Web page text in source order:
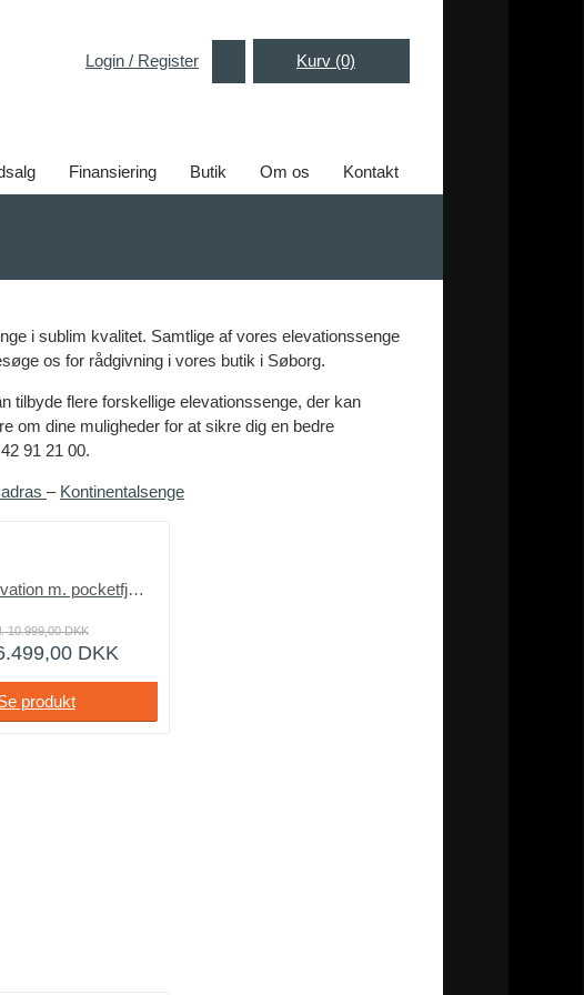
Login / Register Kurv (0)
Finansiering Butik Om os Kontakt
i sublim kvalitet. Samtlige af vores elevationssenge
os for rådgivning i vores butik i Søborg.
tilbyde flere forskellige elevationssenge, der kan
om dine muligheder for at sikre dig en bedre
91 21 00.
– Kontinentalsenge
Karma elevation m. pocketfjedre – elevationssenge på tilbud
10.999,00DKK
DKK
produkt